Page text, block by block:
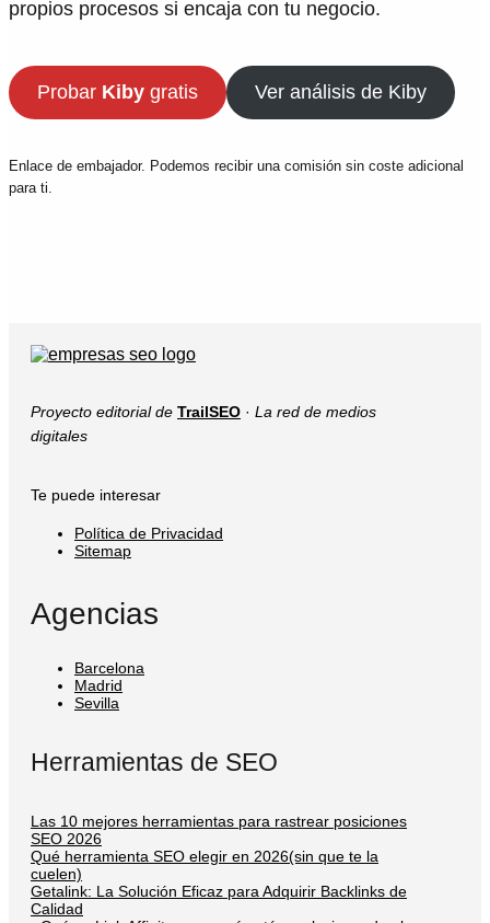
propios procesos si encaja con tu negocio.
Probar Kibygratis Ver análisis de Kiby
Enlace de embajador. Podemos recibir una comisión sin coste adicional
para ti.
Proyecto editorial de TrailSEO · La red de medios
digitales
Te puede interesar
Política de Privacidad
Sitemap
Agencias
Barcelona
Madrid
Sevilla
Herramientas de SEO
Las 10 mejores herramientas para rastrear posiciones
SEO 2026
Qué herramienta SEO elegir en 2026(sin que te la
cuelen)
Getalink: La Solución Eficaz para Adquirir Backlinks de
Calidad